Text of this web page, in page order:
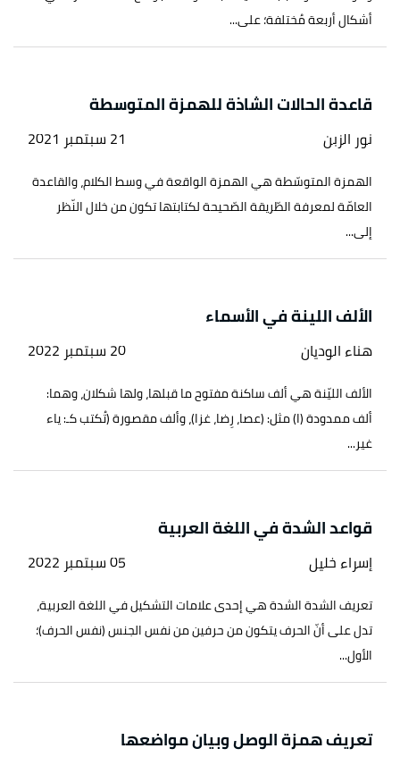
أشكال أربعة مُختلفة؛ على...
قاعدة الحالات الشاذة للهمزة المتوسطة
نور الزبن 21 سبتمبر 2021
الهمزة المتوسّطة هي الهمزة الواقعة في وسط الكلام، والقاعدة
العامّة لمعرفة الطّريقة الصّحيحة لكتابتها تكون من خلال النّظر
إلى...
الألف اللينة في الأسماء
هناء الوديان 20 سبتمبر 2022
الألف الليّنة هي ألف ساكنة مفتوح ما قبلها، ولها شكلان، وهما:
ألف ممدودة (ا) مثل: (عصا، رِضا، غزا)، وألف مقصورة (تُكتب كـ: ياء
غير...
قواعد الشدة في اللغة العربية
إسراء خليل 05 سبتمبر 2022
تعريف الشدة الشدة هي إحدى علامات التشكيل في اللغة العربية،
تدل على أنّ الحرف يتكون من حرفين من نفس الجنس (نفس الحرف)؛
الأول...
تعريف همزة الوصل وبيان مواضعها